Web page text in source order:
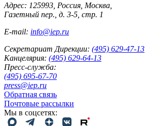
Адрес: 125993, Россия, Москва,
Газетный пер., д. 3-5, стр. 1
E-mail: info@iep.ru
Секретариат Дирекции: (495) 629-47-13
Канцелярия: (495) 629-64-13
Пресс-служба:
(495) 695-67-70
press@iep.ru
Обратная связь
Почтовые рассылки
Мы в соцсетях: